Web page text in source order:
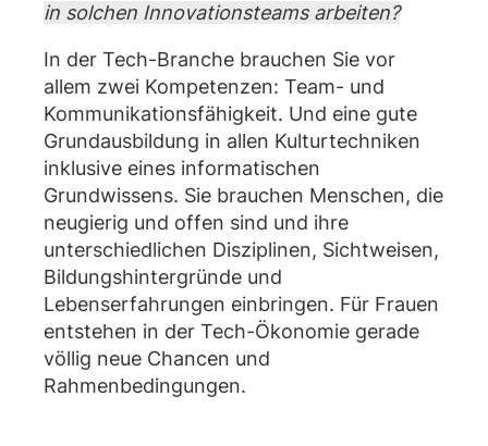
in solchen Innovationsteams arbeiten?
In der Tech-Branche brauchen Sie vor
allem zwei Kompetenzen: Team- und
Kommunikationsfähigkeit. Und eine gute
Grundausbildung in allen Kulturtechniken
inklusive eines informatischen
Grundwissens. Sie brauchen Menschen, die
neugierig und offen sind und ihre
unterschiedlichen Disziplinen, Sichtweisen,
Bildungshintergründe und
Lebenserfahrungen einbringen. Für Frauen
entstehen in der Tech-Ökonomie gerade
völlig neue Chancen und
Rahmenbedingungen.